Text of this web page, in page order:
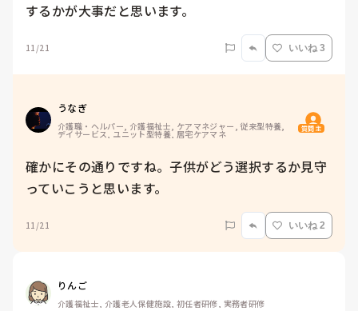
するかが大事だと思います。
11/21 いいね 3
うなぎ
介護職・ヘルパー, 介護福祉士, ケアマネジャー, 従来型特養,
デイサービス, ユニット型特養, 居宅ケアマネ 質問主
確かにその通りですね。子供がどう選択するか見守
っていこうと思います。
11/21 いいね 2
りんご
介護福祉士, 介護老人保健施設, 初任者研修, 実務者研修